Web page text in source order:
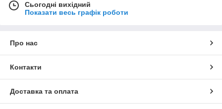
Сьогодні вихідний
Показати весь графік роботи
Про нас
Контакти
Доставка та оплата